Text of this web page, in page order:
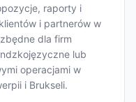
raporty i
i partnerów w
dla firm
lub
operacjami w
i Brukseli.